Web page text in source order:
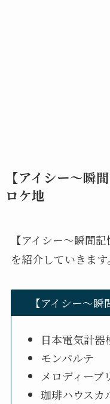
【アイシー～瞬
ロケ地
【アイシー～瞬間
を紹介していきます。
【アイシー～
日本電気計器
モンパルテ
メロディーブ
珈琲ハウスカ